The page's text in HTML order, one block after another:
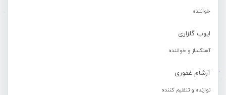
خواننده
ایوب گلزاری
آهنگساز و خواننده
آرشام غفوری
نوازنده و تنظیم کننده